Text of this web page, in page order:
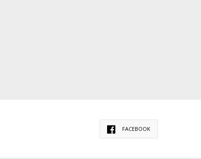
FACEBOOK